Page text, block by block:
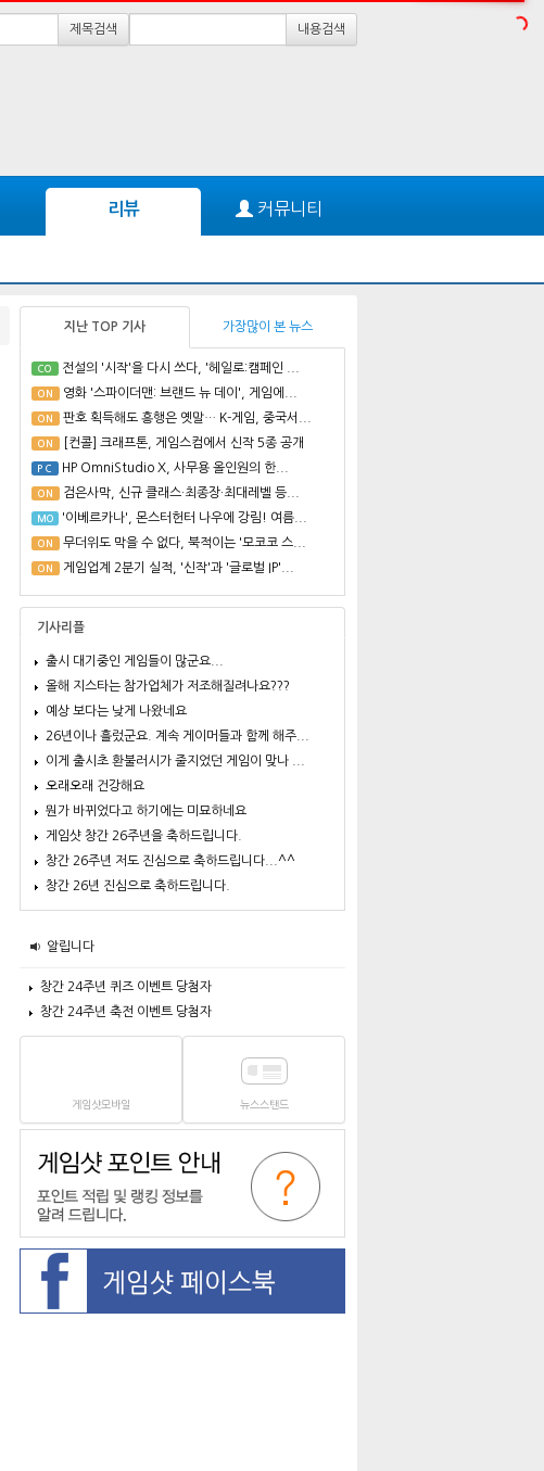
제목검색 내용검색
리뷰 커뮤니티
지난 TOP 기사 가장많이 본 뉴스
CO 전설의 '시작'을 다시 쓰다, '헤일로:캠페인 ...
ON 영화 '스파이더맨: 브랜드 뉴 데이', 게임에...
ON 판호 획득해도 흥행은 옛말… K-게임, 중국서...
ON [컨콜] 크래프톤, 게임스컴에서 신작 5종 공개
PC HP OmniStudio X, 사무용 올인원의 한...
ON 검은사막, 신규 클래스·최종장·최대레벨 등...
MO '이베르카나', 몬스터헌터 나우에 강림! 여름...
ON 무더위도 막을 수 없다, 북적이는 '모코코 스...
ON 게임업계 2분기 실적, '신작'과 '글로벌 IP'...
기사리플
출시 대기중인 게임들이 많군요...
올해 지스타는 참가업체가 저조해질려나요???
예상 보다는 낮게 나왔네요
26년이나 흘렀군요. 계속 게이머들과 함께 해주...
이게 출시초 환불러시가 줄지었던 게임이 맞나 ...
오래오래 건강해요
뭔가 바뀌었다고 하기에는 미묘하네요
게임샷 창간 26주년을 축하드립니다.
창간 26주년 저도 진심으로 축하드립니다...^^
창간 26년 진심으로 축하드립니다.
알립니다
창간 24주년 퀴즈 이벤트 당첨자
창간 24주년 축전 이벤트 당첨자
게임샷모바일 뉴스스탠드